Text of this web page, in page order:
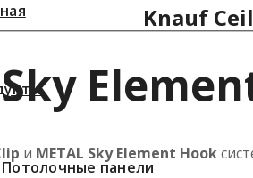
Потолочные панели
Knauf
Sky
и METAL Sky Element Hook